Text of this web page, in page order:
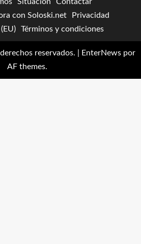
con Soloski.net
Privacidad
Términos y condiciones
reservados. EnterNews por
AF themes.